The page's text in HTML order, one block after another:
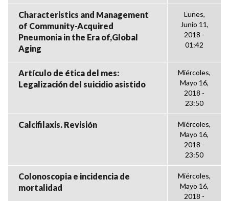
Characteristics and Management
of Community-Acquired
Pneumonia in the Era of,Global
Aging
Lunes,
Junio 11,
2018 -
01:42
Artículo de ética del mes:
Legalización del suicidio asistido
Miércoles,
Mayo 16,
2018 -
23:50
Calcifilaxis. Revisión
Miércoles,
Mayo 16,
2018 -
23:50
Colonoscopia e incidencia de
mortalidad
Miércoles,
Mayo 16,
2018 -